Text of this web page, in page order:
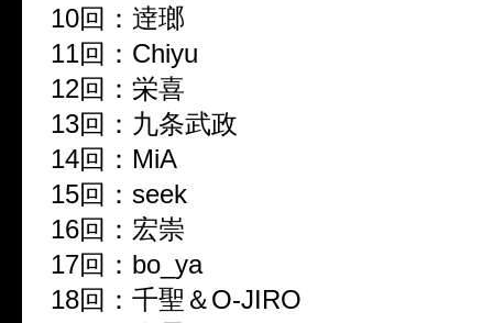
10回：逹瑯
11回： Chiyu
12回：栄喜
13回：九条武政
14回： MiA
15回： seek
16回：宏崇
17回： bo_ya
18回：千聖＆O-JIRO